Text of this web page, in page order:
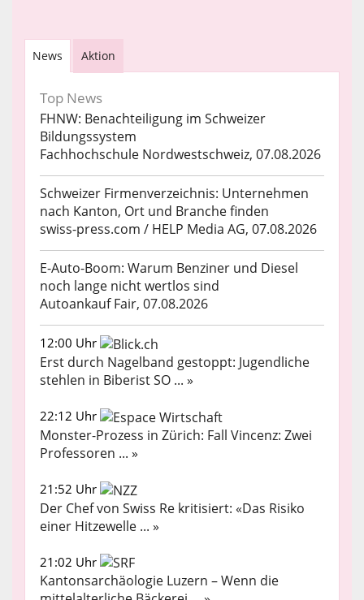
News Aktion
Top News
FHNW: Benachteiligung im Schweizer
Bildungssystem
Fachhochschule Nordwestschweiz, 07.08.2026
Schweizer Firmenverzeichnis: Unternehmen
nach Kanton, Ort und Branche finden
swiss-press.com / HELP Media AG, 07.08.2026
E-Auto-Boom: Warum Benziner und Diesel
noch lange nicht wertlos sind
Autoankauf Fair, 07.08.2026
12:00 Uhr
Erst durch Nagelband gestoppt: Jugendliche
stehlen in Biberist SO ... »
22:12 Uhr
Monster-Prozess in Zürich: Fall Vincenz: Zwei
Professoren ... »
21:52 Uhr
Der Chef von Swiss Re kritisiert: «Das Risiko
einer Hitzewelle ... »
21:02 Uhr
Kantonsarchäologie Luzern – Wenn die